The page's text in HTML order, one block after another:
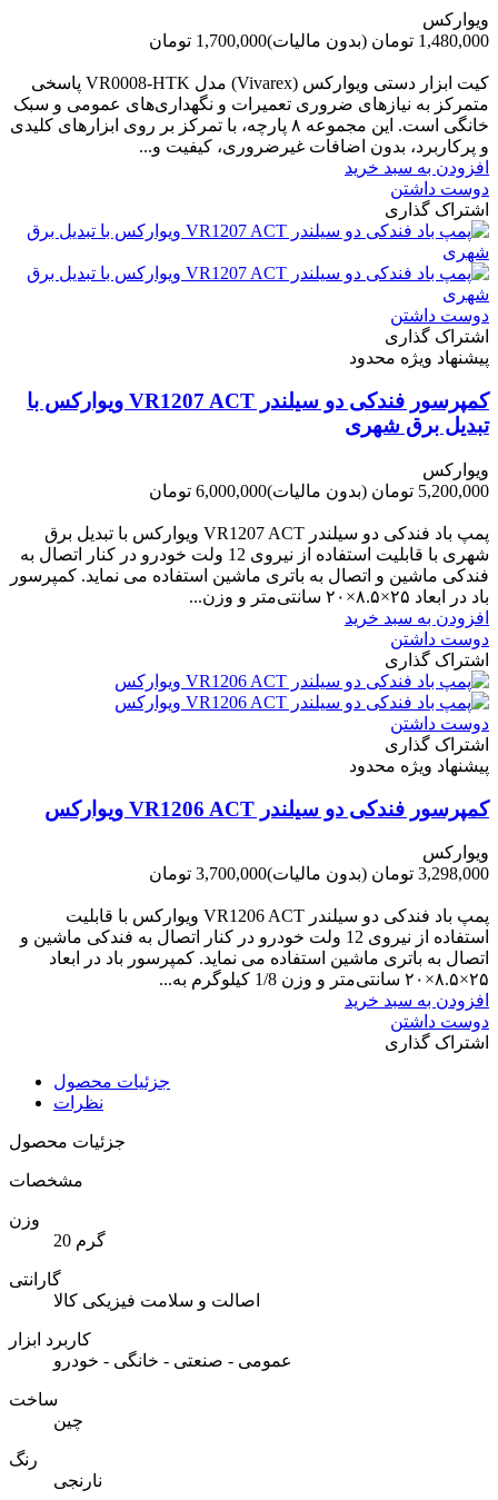
ویوارکس
1,480,000 تومان
(بدون مالیات)1,700,000 تومان
کیت ابزار دستی ویوارکس (Vivarex) مدل VR0008-HTK پاسخی
متمرکز به نیازهای ضروری تعمیرات و نگهداری‌های عمومی و سبک
خانگی است. این مجموعه ۸ پارچه، با تمرکز بر روی ابزارهای کلیدی
و پرکاربرد، بدون اضافات غیرضروری، کیفیت و...
افزودن به سبد خرید
دوست داشتن
اشتراک گذاری
دوست داشتن
اشتراک گذاری
پیشنهاد ویژه محدود
کمپرسور فندکی دو سیلندر VR1207 ACT ویوارکس با
تبدیل برق شهری
ویوارکس
5,200,000 تومان
(بدون مالیات)6,000,000 تومان
پمپ باد فندکی دو سیلندر VR1207 ACT ویوارکس با تبدیل برق
شهری با قابلیت استفاده از نیروی 12 ولت خودرو در کنار اتصال به
فندکی ماشین و اتصال به باتری ماشین استفاده می نماید. کمپرسور
باد در ابعاد ۲۵×۸.۵×۲۰ سانتی‌متر و وزن...
افزودن به سبد خرید
دوست داشتن
اشتراک گذاری
دوست داشتن
اشتراک گذاری
پیشنهاد ویژه محدود
کمپرسور فندکی دو سیلندر VR1206 ACT ویوارکس
ویوارکس
3,298,000 تومان
(بدون مالیات)3,700,000 تومان
پمپ باد فندکی دو سیلندر VR1206 ACT ویوارکس با قابلیت
استفاده از نیروی 12 ولت خودرو در کنار اتصال به فندکی ماشین و
اتصال به باتری ماشین استفاده می نماید. کمپرسور باد در ابعاد
۲۵×۸.۵×۲۰ سانتی‌متر و وزن 1/8 کیلوگرم به...
افزودن به سبد خرید
دوست داشتن
اشتراک گذاری
جزئیات محصول
نظرات
جزئیات محصول
مشخصات
وزن
20 گرم
گارانتی
اصالت و سلامت فیزیکی کالا
کاربرد ابزار
عمومی - صنعتی - خانگی - خودرو
ساخت
چین
رنگ
نارنجی